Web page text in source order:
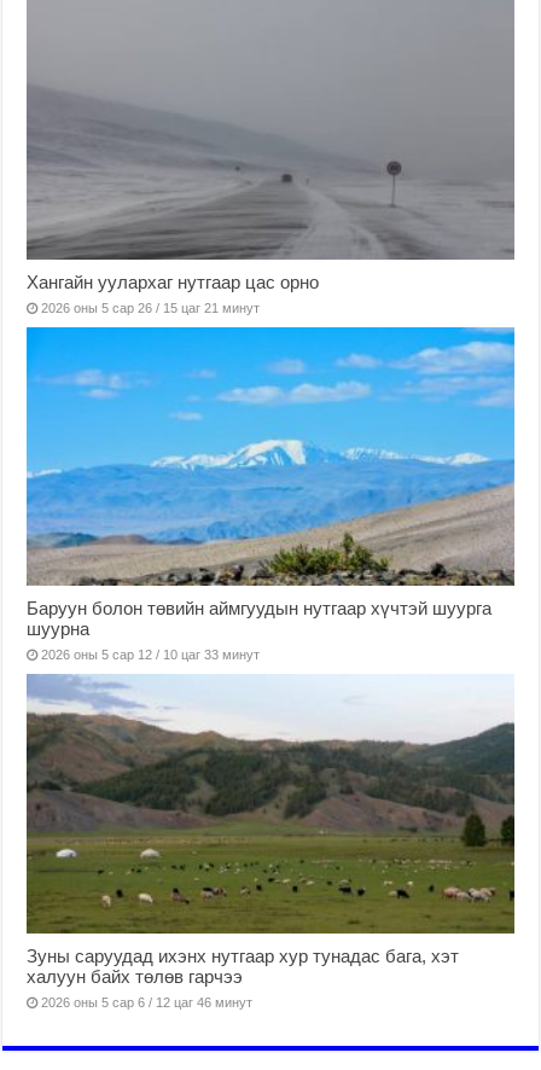
Хангайн уулархаг нутгаар цас орно
2026 оны 5 сар 26 / 15 цаг 21 минут
Баруун болон төвийн аймгуудын нутгаар хүчтэй шуурга
шуурна
2026 оны 5 сар 12 / 10 цаг 33 минут
Зуны саруудад ихэнх нутгаар хур тунадас бага, хэт
халуун байх төлөв гарчээ
2026 оны 5 сар 6 / 12 цаг 46 минут